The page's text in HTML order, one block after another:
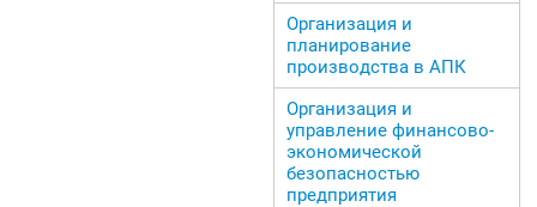
Организация и
планирование
производства в АПК
Организация и
управление финансово-
экономической
безопасностью
предприятия